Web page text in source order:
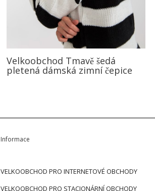
Velkoobchod Tmavě šedá
pletená dámská zimní čepice
Informace
VELKOOBCHOD PRO INTERNETOVÉ OBCHODY
VELKOOBCHOD PRO STACIONÁRNÍ OBCHODY